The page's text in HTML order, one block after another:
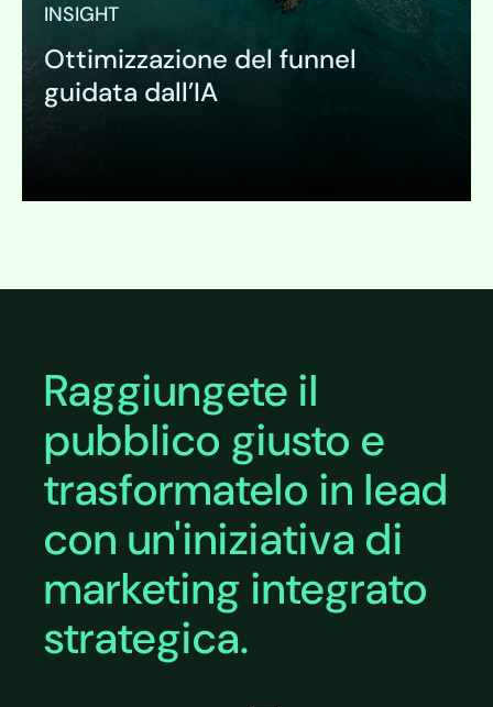
INSIGHT
Ottimizzazione del funnel
guidata dall’IA
Raggiungete il
pubblico giusto e
trasformatelo in lead
con un'iniziativa di
marketing integrato
strategica.